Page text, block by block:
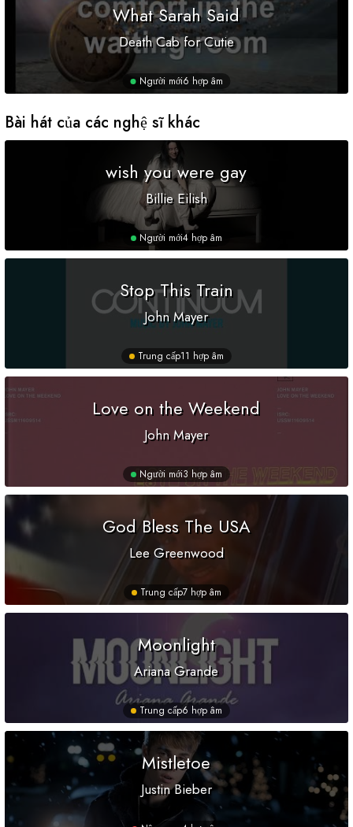
What Sarah Said
Death Cab for Cutie
Người mới6 hợp âm
Bài hát của các nghệ sĩ khác
wish you were gay
Billie Eilish
Người mới4 hợp âm
Stop This Train
John Mayer
Trung cấp11 hợp âm
Love on the Weekend
John Mayer
Người mới3 hợp âm
God Bless The USA
Lee Greenwood
Trung cấp7 hợp âm
Moonlight
Ariana Grande
Trung cấp6 hợp âm
Mistletoe
Justin Bieber